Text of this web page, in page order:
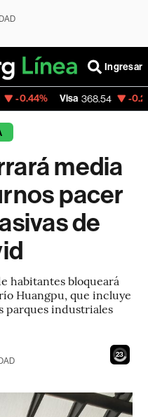
Ingresar
Visa 368.54 -0.28%
media
pacer
de
habitantes bloqueará
Huangpu, que incluye
parques industriales
22